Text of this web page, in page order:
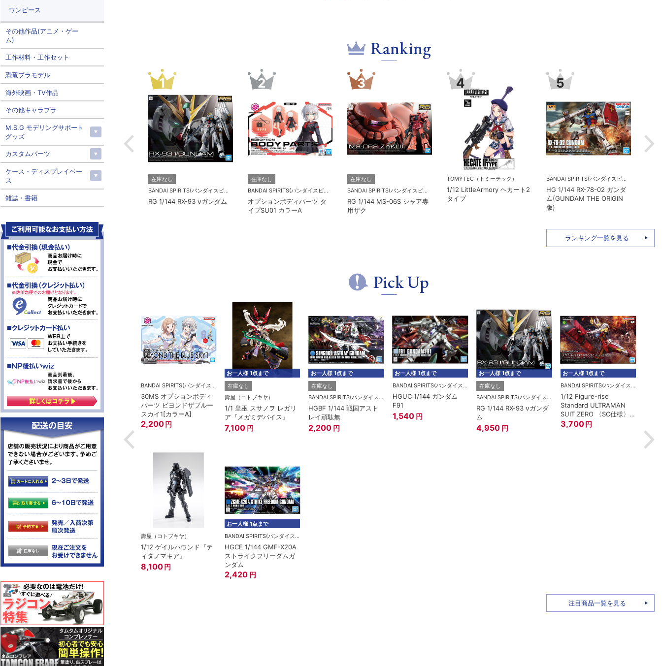
Ranking
BANDAI SPIRITS(バンダイスピリッツ)
ツ タ
3
RG 1/144 MS-06S シャア専
4
TOMYTEC（トミーテック）
1/12 LittleArmory ヘカート2
タイプ
5
HG 1/144 RX-78-02 ガンダ
ム(GUNDAM THE ORIGIN
6
在庫なし
BANDAI SPIRITS(バンダイスピリッツ)
MG 1/100 エールストライク
ガンダム Ver.RM
7
壽屋（コトブキヤ）
1/10 アフタースクール ショ
ートウィッグA【オレンジ＆
8
壽屋（コトブキヤ）
M.S.G ヘヴィウェポンユニッ
ト01 ストロングライフル
ランキング一覧を見る
Pick Up
BANDAI SPIRITS(バンダイスピリッツ)
RX-93 νガンダ
お一人様 1点まで
1/12 Figure-rise
Standard ULTRAMAN
SUIT ZERO 〈SC仕様〉
ACTION
3,700
BANDAI SPIRITS(バンダイスピリッツ)
30MS オプションボディ
パーツ ビヨンドザブルー
スカイ1[カラーA]
2,200 円
お一人様 1点まで
在庫なし
壽屋（コトブキヤ）
1/1 皇巫 スサノヲ レガリ
ア『メガミデバイス』
7,100 円
お一人様 1点まで
在庫なし
BANDAI SPIRITS(バンダイスピリッツ)
HGBF 1/144 戦国アスト
レイ頑駄無
2,200 円
お一人様 1点まで
BANDAI SPIRITS(バンダイスピリッツ)
HGUC 1/144 ガンダム
F91
1,540 円
お一人様 1点まで
在庫なし
BANDAI SPIRITS(バンダイスピリッツ)
RG 1/144 RX-93 νガンダ
ム
4,950 円
お一人様 1点まで
BANDAI SPIRITS(バンダイスピリッツ)
1/12 Figure-rise
Standard ULTRAMAN
SUIT ZERO 〈SC仕様〉
ACTION
3,700 円
壽屋（コトブキヤ）
1/12 ゲイルハウンド『テ
ィタノマキア』
8,100 円
お一人様 1点まで
BANDAI SPIRITS(バンダイスピリッツ)
HGCE 1/144 GMF-X20A
ストライクフリーダムガ
ンダム
2,420 円
注目商品一覧を見る
ワンピース
その他作品(アニメ・ゲー
ム)
工作材料・工作セット
恐竜プラモデル
海外映画・TV作品
その他キャラプラ
M.S.G モデリングサポート
グッズ
カスタムパーツ
ケース・ディスプレイベー
ス
雑誌・書籍